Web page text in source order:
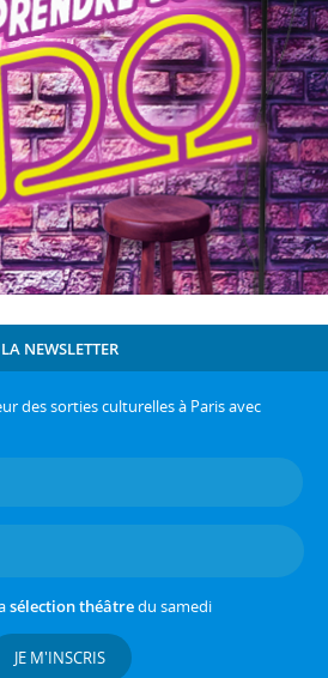
LA NEWSLETTER
des sorties culturelles à Paris avec
sélection théâtredu samedi
JE M'INSCRIS